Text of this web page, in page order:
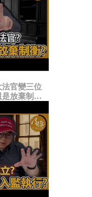
官變三位
放棄制衡